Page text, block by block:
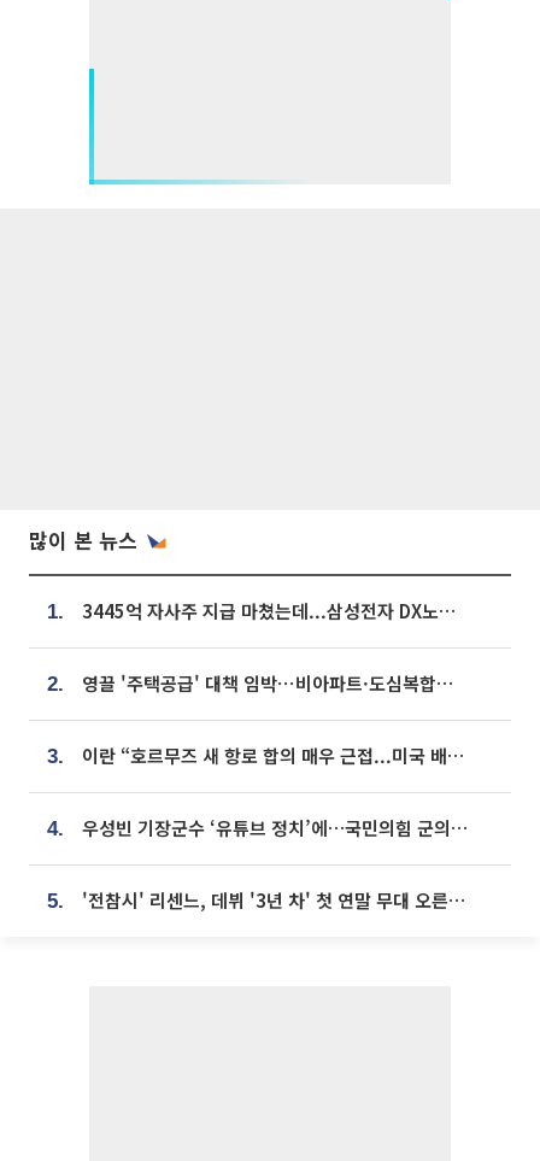
많이 본 뉴스
1. 3445억 자사주 지급 마쳤는데...삼성전자 DX노조, 뒤늦은 '떼쓰기 집회'
2. 영끌 '주택공급' 대책 임박⋯비아파트·도심복합까지 총동원
3. 이란 “호르무즈 새 항로 합의 매우 근접...미국 배상 먼저”
4. 우성빈 기장군수 ‘유튜브 정치’에…국민의힘 군의원들 집단 반발
5. '전참시' 리센느, 데뷔 '3년 차' 첫 연말 무대 오른다⋯"그동안 섭외 안 와"